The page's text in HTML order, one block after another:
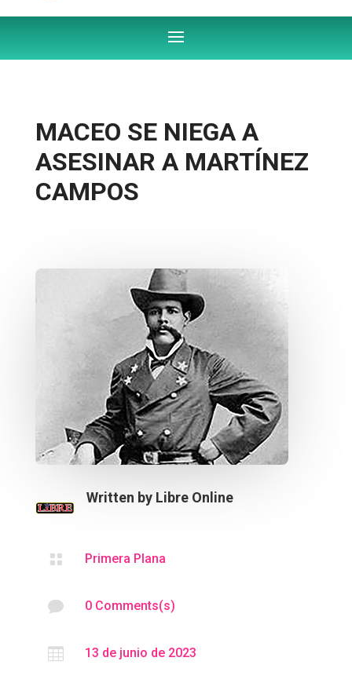
MACEO SE NIEGA A
ASESINAR A MARTÍNEZ
CAMPOS
Written by Libre Online
 Primera Plana
 0 Comments(s)
 13 de junio de 2023